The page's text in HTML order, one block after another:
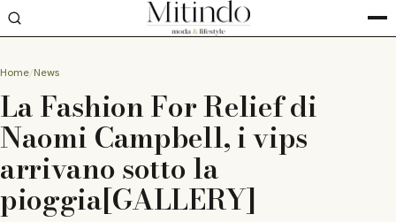
Home News
La Fashion For Relief di
Naomi Campbell, i vips
arrivano sotto la
pioggia[GALLERY]